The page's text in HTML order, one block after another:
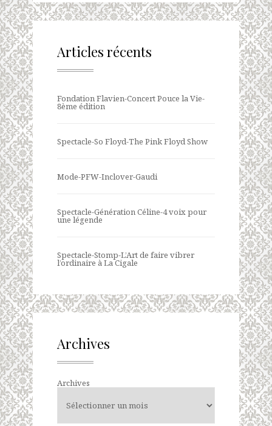
Articles récents
Fondation Flavien-Concert Pouce la Vie-
8ème édition
Spectacle-So Floyd-The Pink Floyd Show
Mode-PFW-Inclover-Gaudi
Spectacle-Génération Céline-4 voix pour
une légende
Spectacle-Stomp-L’Art de faire vibrer
l’ordinaire à La Cigale
Archives
Archives